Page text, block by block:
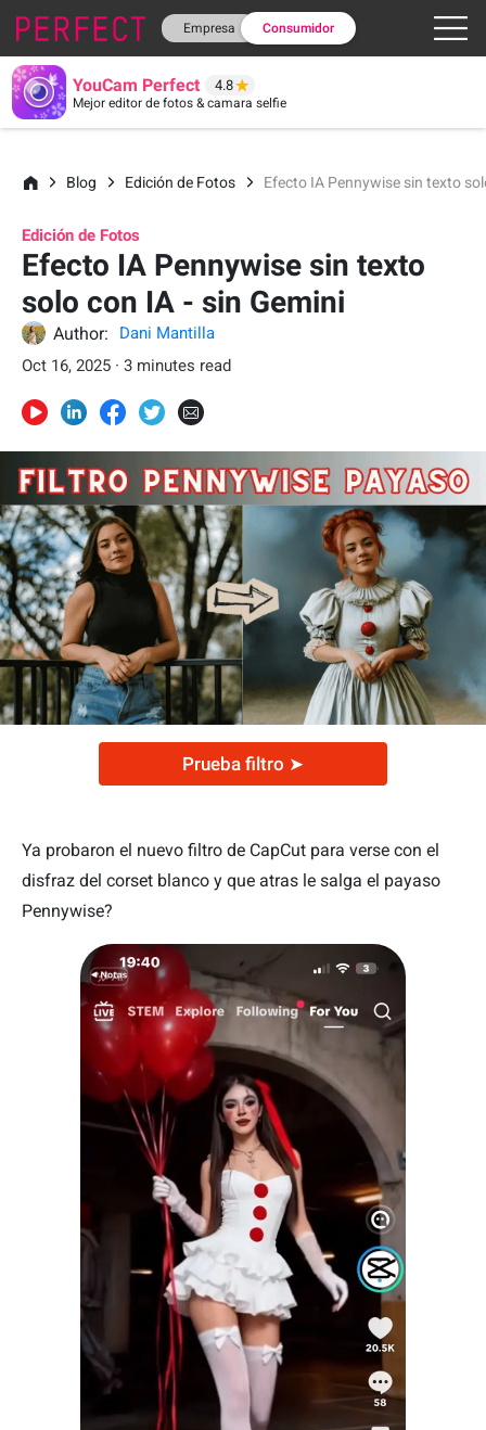
Empresa Consumidor
YouCam Perfect 4.8
Mejor editor de fotos & camara selfie
Blog Edición de Fotos Efecto IA Pennywise sin texto
Edición de Fotos
Efecto IA Pennywise sin texto
solo con IA - sin Gemini
Author:
Dani Mantilla
Oct 16, 2025 · 3 minutes read
Prueba filtro ➤
Ya probaron el nuevo filtro de CapCut para verse con el
disfraz del corset blanco y que atras le salga el payaso
Pennywise?